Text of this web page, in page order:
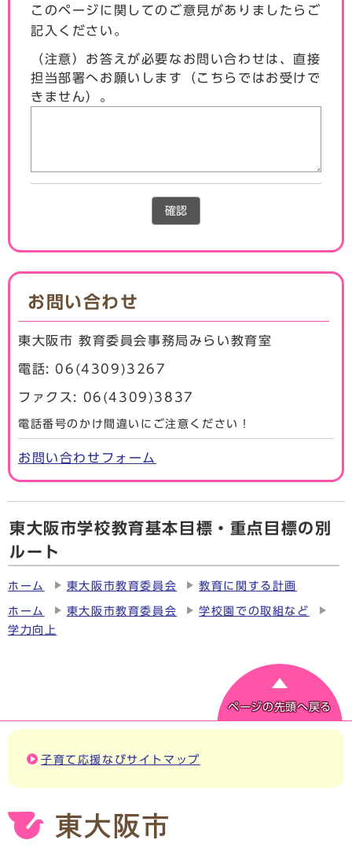
このページに関してのご意見がありましたらご
記入ください。
（注意）お答えが必要なお問い合わせは、直接
担当部署へお願いします（こちらではお受けで
きません）。
確認
お問い合わせ
東大阪市 教育委員会事務局みらい教育室
電話: 06(4309)3267
ファクス: 06(4309)3837
電話番号のかけ間違いにご注意ください！
お問い合わせフォーム
東大阪市学校教育基本目標・重点目標の別
ルート
ホーム 東大阪市教育委員会 教育に関する計画
ホーム 東大阪市教育委員会
学校園での取組など
学力向上
ページの先頭へ戻る
子育て応援なびサイトマップ